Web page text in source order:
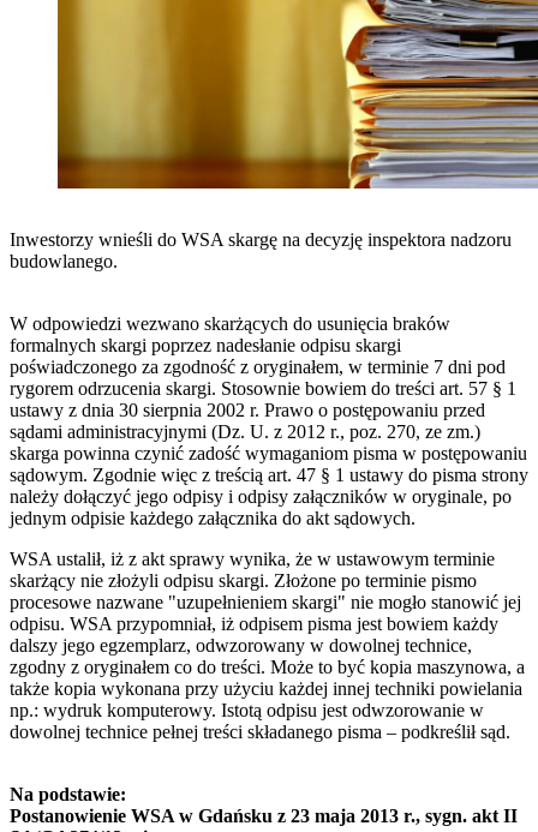
Inwestorzy wnieśli do WSA skargę na decyzję inspektora nadzoru
budowlanego.
W odpowiedzi wezwano skarżących do usunięcia braków
formalnych skargi poprzez nadesłanie odpisu skargi
poświadczonego za zgodność z oryginałem, w terminie 7 dni pod
rygorem odrzucenia skargi. Stosownie bowiem do treści art. 57 § 1
ustawy z dnia 30 sierpnia 2002 r. Prawo o postępowaniu przed
sądami administracyjnymi (Dz. U. z 2012 r., poz. 270, ze zm.)
skarga powinna czynić zadość wymaganiom pisma w postępowaniu
sądowym. Zgodnie więc z treścią art. 47 § 1 ustawy do pisma strony
należy dołączyć jego odpisy i odpisy załączników w oryginale, po
jednym odpisie każdego załącznika do akt sądowych.
WSA ustalił, iż z akt sprawy wynika, że w ustawowym terminie
skarżący nie złożyli odpisu skargi. Złożone po terminie pismo
procesowe nazwane "uzupełnieniem skargi" nie mogło stanowić jej
odpisu. WSA przypomniał, iż odpisem pisma jest bowiem każdy
dalszy jego egzemplarz, odwzorowany w dowolnej technice,
zgodny z oryginałem co do treści. Może to być kopia maszynowa, a
także kopia wykonana przy użyciu każdej innej techniki powielania
np.: wydruk komputerowy. Istotą odpisu jest odwzorowanie w
dowolnej technice pełnej treści składanego pisma – podkreślił sąd.
Na podstawie:
Postanowienie WSA w Gdańsku z 23 maja 2013 r., sygn. akt II